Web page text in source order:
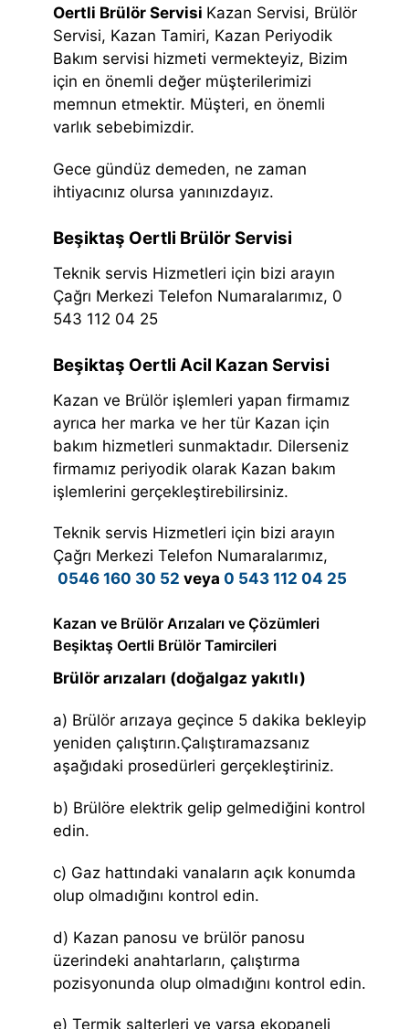
Oertli Brülör Servisi Kazan Servisi, Brülör
Servisi, Kazan Tamiri, Kazan Periyodik
Bakım servisi hizmeti vermekteyiz, Bizim
için en önemli değer müşterilerimizi
memnun etmektir. Müşteri, en önemli
varlık sebebimizdir.
Gece gündüz demeden, ne zaman
ihtiyacınız olursa yanınızdayız.
Beşiktaş Oertli Brülör Servisi
Teknik servis Hizmetleri için bizi arayın
Çağrı Merkezi Telefon Numaralarımız, 0
543 112 04 25
Beşiktaş Oertli Acil Kazan Servisi
Kazan ve Brülör işlemleri yapan firmamız
ayrıca her marka ve her tür Kazan için
bakım hizmetleri sunmaktadır. Dilerseniz
firmamız periyodik olarak Kazan bakım
işlemlerini gerçekleştirebilirsiniz.
Teknik servis Hizmetleri için bizi arayın
Çağrı Merkezi Telefon Numaralarımız,
0546 160 30 52 veya 0 543 112 04 25
Kazan ve Brülör Arızaları ve Çözümleri
Beşiktaş Oertli Brülör Tamircileri
Brülör arızaları (doğalgaz yakıtlı)
a) Brülör arızaya geçince 5 dakika bekleyip
yeniden çalıştırın.Çalıştıramazsanız
aşağıdaki prosedürleri gerçekleştiriniz.
b) Brülöre elektrik gelip gelmediğini kontrol
edin.
c) Gaz hattındaki vanaların açık konumda
olup olmadığını kontrol edin.
d) Kazan panosu ve brülör panosu
üzerindeki anahtarların, çalıştırma
pozisyonunda olup olmadığını kontrol edin.
e) Termik şalterleri ve varsa ekopaneli